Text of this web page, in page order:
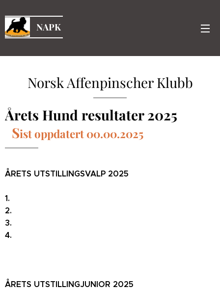
NAPK
Norsk Affenpinscher Klubb
Årets Hund resultater 2025
Sist oppdatert 00.00.2025
ÅRETS UTSTILLINGSVALP 2025
1.
2.
3.
4.
ÅRETS UTSTILLINGJUNIOR 2025